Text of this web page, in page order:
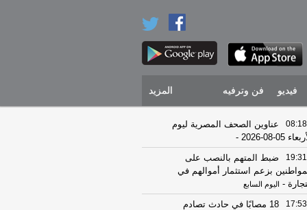
فيديو فن وترفيه المزيد
08:18
عناوين الصحف المصرية ليوم
05-08-2026
-
19:31
ضبط المتهم بالنصب على
بزعم استثمار أموالهم في
- اليوم السابع
17:53
18 مصابًا في حادث تصادم